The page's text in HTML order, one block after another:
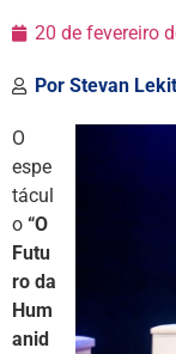
20 de fevereiro
Por Stevan
O
espe
tácul
o “O
Futu
ro da
Hum
anid